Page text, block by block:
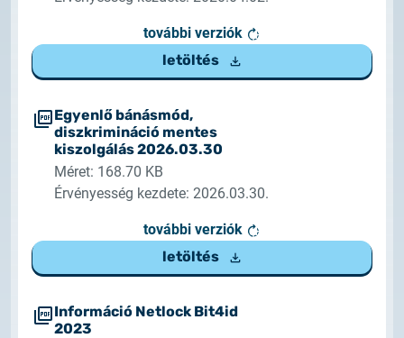
Ügyfélkommunikáció
Tájékoztatás tanúsítványigénylésről
2025.05.05.
Teszt tanúsítványok elérhetősége
további verziók
letöltés
Egyenlő bánásmód,
diszkrimináció mentes
kiszolgálás 2026.03.30
Méret: 168.70 KB
Érvényesség kezdete: 2026.03.30.
további verziók
letöltés
Információ Netlock Bit4id
2023